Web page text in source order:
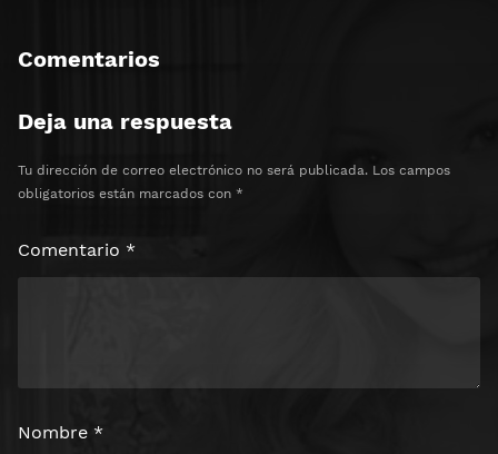
Comentarios
Deja una respuesta
Tu dirección de correo electrónico no será publicada. Los campos
obligatorios están marcados con *
Comentario *
Nombre *